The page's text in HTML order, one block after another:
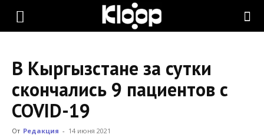
KLOOP.KG
Новости
В Кыргызстане за сутки
скончались 9 пациентов с
COVID-19
От Редакция - 14 июня 2021